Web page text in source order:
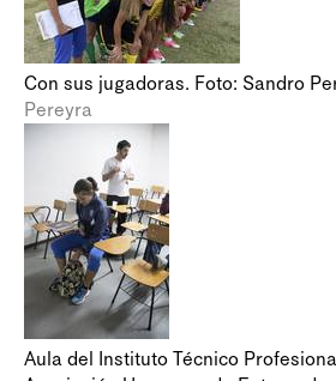
Con sus jugadoras. Foto: Sandro
Pereyra
Aula del Instituto Técnico